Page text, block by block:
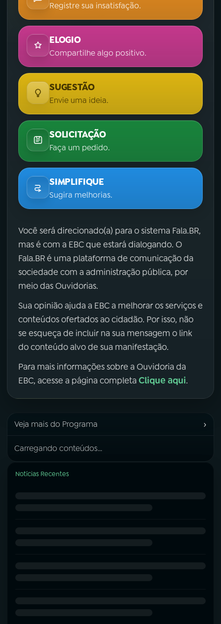
Registre sua insatisfação.
ELOGIO
Compartilhe algo positivo.
SUGESTÃO
Envie uma ideia.
SOLICITAÇÃO
Faça um pedido.
SIMPLIFIQUE
Sugira melhorias.
Você será direcionado(a) para o sistema Fala.BR,
mas é com a EBC que estará dialogando. O
Fala.BR é uma plataforma de comunicação da
sociedade com a administração pública, por
meio das Ouvidorias.
Sua opinião ajuda a EBC a melhorar os serviços e
conteúdos ofertados ao cidadão. Por isso, não
se esqueça de incluir na sua mensagem o link
do conteúdo alvo de sua manifestação.
Para mais informações sobre a Ouvidoria da
EBC, acesse a página completa Clique aqui.
Veja mais do Programa ›
Carregando conteúdos...
Notícias Recentes